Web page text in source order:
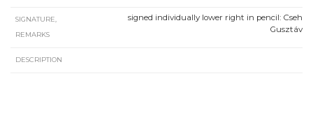
SIGNATURE,
REMARKS
signed individually lower right in pencil: Cseh
Gusztáv
DESCRIPTION